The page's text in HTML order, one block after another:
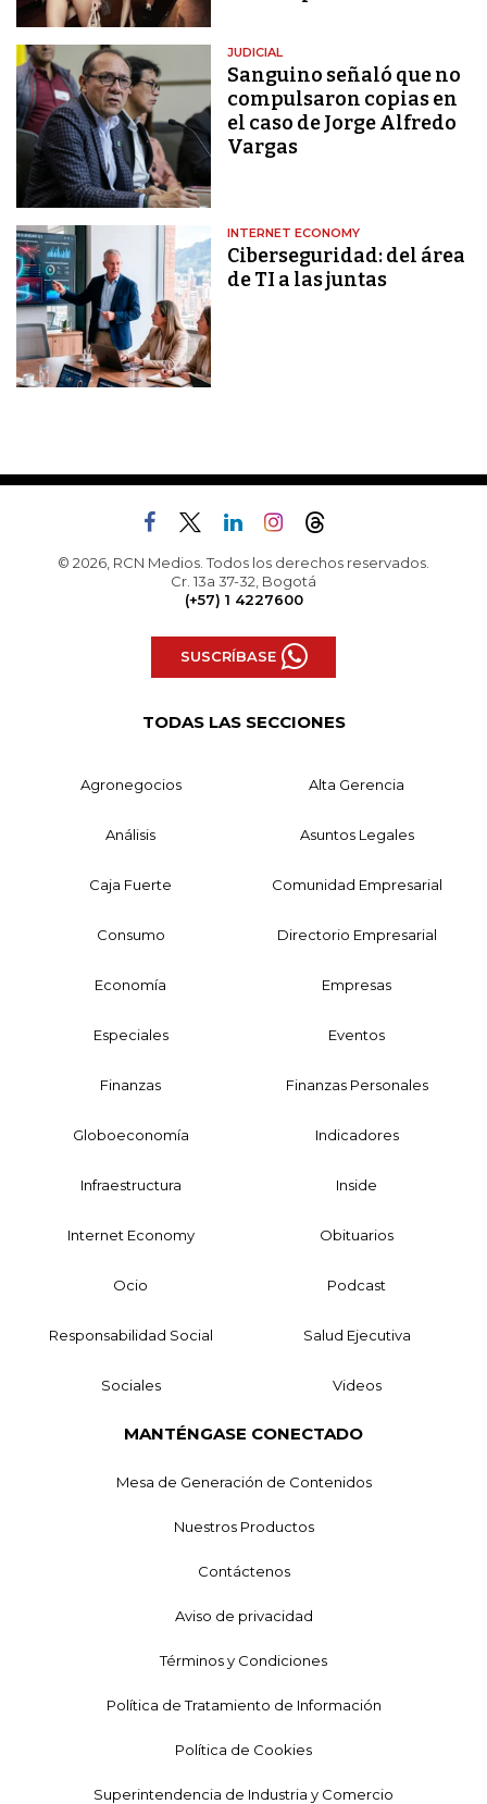
JUDICIAL
Sanguino señaló que no
compulsaron copias en
el caso de Jorge Alfredo
Vargas
INTERNET ECONOMY
Ciberseguridad: del área
de TI a las juntas
© 2026, RCN Medios. Todos los derechos reservados.
Cr. 13a 37-32, Bogotá
(+57) 1 4227600
SUSCRÍBASE
TODAS LAS SECCIONES
Agronegocios Alta Gerencia
Análisis Asuntos Legales
Caja Fuerte Comunidad Empresarial
Consumo Directorio Empresarial
Economía Empresas
Especiales Eventos
Finanzas Finanzas Personales
Globoeconomía Indicadores
Infraestructura Inside
Internet Economy Obituarios
Ocio Podcast
Responsabilidad Social Salud Ejecutiva
Sociales Videos
MANTÉNGASE CONECTADO
Mesa de Generación de Contenidos
Nuestros Productos
Contáctenos
Aviso de privacidad
Términos y Condiciones
Política de Tratamiento de Información
Política de Cookies
Superintendencia de Industria y Comercio